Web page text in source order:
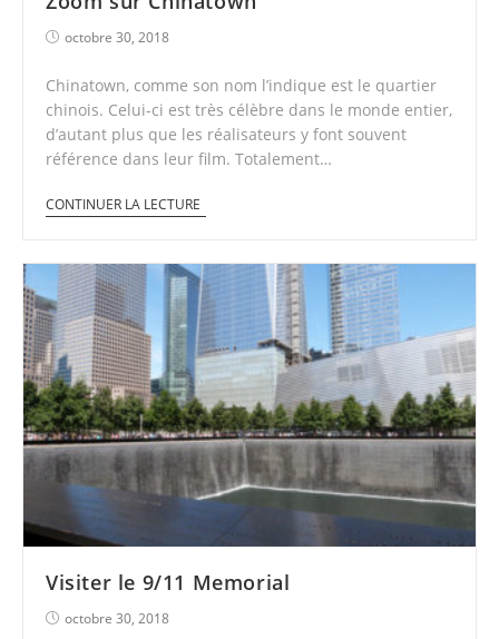
octobre 30, 2018
Chinatown, comme son nom l’indique est le quartier
chinois. Celui-ci est très célèbre dans le monde entier,
d’autant plus que les réalisateurs y font souvent
référence dans leur film. Totalement…
CONTINUER LA LECTURE
Visiter le 9/11 Memorial
octobre 30, 2018